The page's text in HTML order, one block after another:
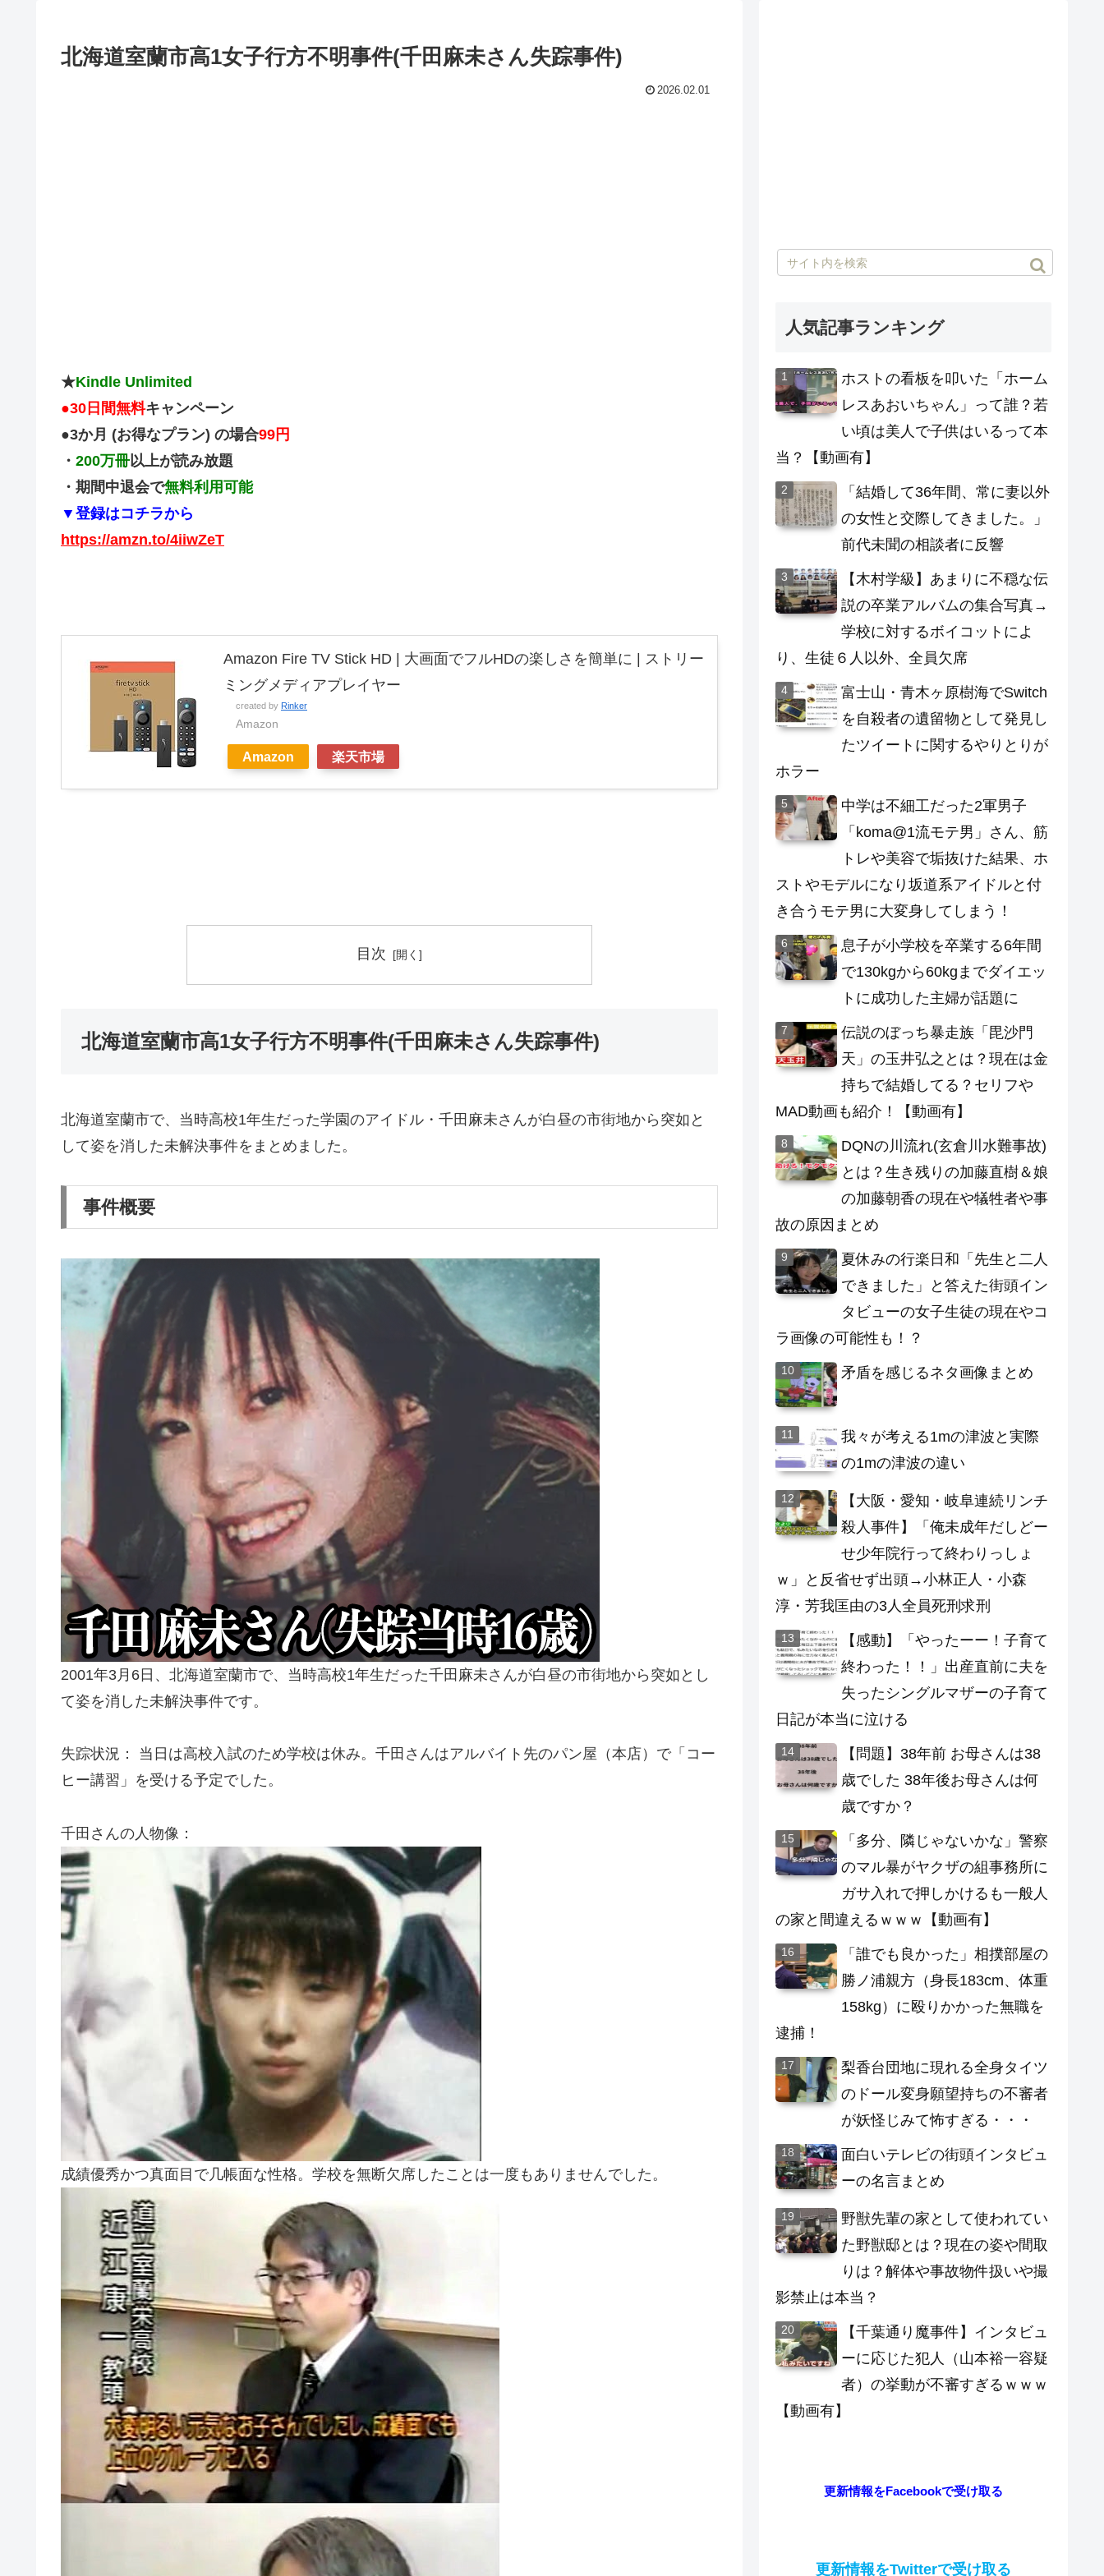
北海道室蘭市高1女子行方不明事件(千田麻未さん失踪事件)
2026.02.01
★Kindle Unlimited
●30日間無料キャンペーン
●3か月 (お得なプラン) の場合99円
・ 200万冊以上が読み放題
・期間中退会で無料利用可能
▼登録はコチラから
https://amzn.to/4iiwZeT
Amazon Fire TV Stick HD | 大画面でフルHDの楽しさを簡単に | ストリー
ミングメディアプレイヤー
created by Rinker
Amazon
Amazon 楽天市場
目次
北海道室蘭市高1女子行方不明事件(千田麻未さん失踪事件)
北海道室蘭市で、当時高校1年生だった学園のアイドル・千田麻未さんが白昼の市街地から突如と
して姿を消した未解決事件をまとめました。
事件概要
2001年3月6日、北海道室蘭市で、当時高校1年生だった千田麻未さんが白昼の市街地から突如とし
て姿を消した未解決事件です。
失踪状況： 当日は高校入試のため学校は休み。千田さんはアルバイト先のパン屋（本店）で「コー
ヒー講習」を受ける予定でした。
千田さんの人物像：
成績優秀かつ真面目で几帳面な性格。学校を無断欠席したことは一度もありませんでした。
人気記事ランキング
ホストの看板を叩いた「ホーム
レスあおいちゃん」って誰？若
い頃は美人で子供はいるって本
当？【動画有】
「結婚して36年間、常に妻以外
の女性と交際してきました。」
前代未聞の相談者に反響
【木村学級】あまりに不穏な伝
説の卒業アルバムの集合写真→
学校に対するボイコットによ
り、生徒６人以外、全員欠席
富士山・青木ヶ原樹海でSwitch
を自殺者の遺留物として発見し
たツイートに関するやりとりが
ホラー
中学は不細工だった2軍男子
「koma@1流モテ男」さん、筋
トレや美容で垢抜けた結果、ホ
ストやモデルになり坂道系アイドルと付
き合うモテ男に大変身してしまう！
息子が小学校を卒業する6年間
で130kgから60kgまでダイエッ
トに成功した主婦が話題に
伝説のぼっち暴走族「毘沙門
天」の玉井弘之とは？現在は金
持ちで結婚してる？セリフや
MAD動画も紹介！【動画有】
DQNの川流れ(玄倉川水難事故)
とは？生き残りの加藤直樹＆娘
の加藤朝香の現在や犠牲者や事
故の原因まとめ
夏休みの行楽日和「先生と二人
できました」と答えた街頭イン
タビューの女子生徒の現在やコ
ラ画像の可能性も！？
矛盾を感じるネタ画像まとめ
我々が考える1mの津波と実際
の1mの津波の違い
【大阪・愛知・岐阜連続リンチ
殺人事件】「俺未成年だしどー
せ少年院行って終わりっしょ
ｗ」と反省せず出頭→小林正人・小森
淳・芳我匡由の3人全員死刑求刑
【感動】「やったーー！子育て
終わった！！」出産直前に夫を
失ったシングルマザーの子育て
日記が本当に泣ける
【問題】38年前 お母さんは38
歳でした 38年後お母さんは何
歳ですか？
「多分、隣じゃないかな」警察
のマル暴がヤクザの組事務所に
ガサ入れで押しかけるも一般人
の家と間違えるｗｗｗ【動画有】
「誰でも良かった」相撲部屋の
勝ノ浦親方（身長183cm、体重
158kg）に殴りかかった無職を
逮捕！
梨香台団地に現れる全身タイツ
のドール変身願望持ちの不審者
が妖怪じみて怖すぎる・・・
面白いテレビの街頭インタビュ
ーの名言まとめ
野獣先輩の家として使われてい
た野獣邸とは？現在の姿や間取
りは？解体や事故物件扱いや撮
影禁止は本当？
【千葉通り魔事件】インタビュ
ーに応じた犯人（山本裕一容疑
者）の挙動が不審すぎるｗｗｗ
【動画有】
更新情報をFacebookで受け取る
更新情報をTwitterで受け取る